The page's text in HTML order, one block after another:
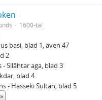
1600-tal
basi, blad 1, även 47
2
- Silâhtar aga, blad 3
blad 4
- Hasseki Sultan, blad 5
»